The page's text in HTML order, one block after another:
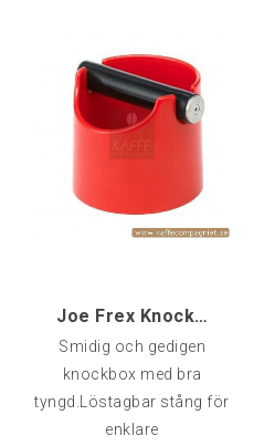
Joe Frex Knockbox, Röd
Smidig och gedigen
knockbox med bra
tyngd.Löstagbar stång för
enklare